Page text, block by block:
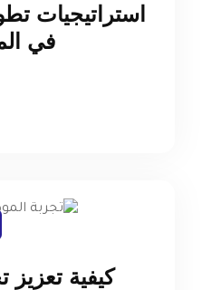
استراتيجيات
في
كيفية